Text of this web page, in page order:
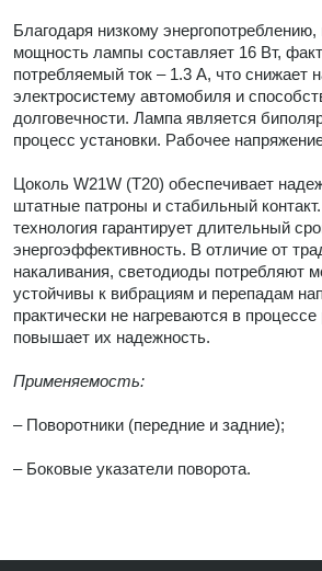
Благодаря низкому
мощность лампы составляет 16 Вт,
потребляемый ток – 1.3 А, что снижает
электросистему автомобиля и
долговечности. Лампа является
процесс установки. Рабочее
Цоколь W21W (T20) обеспечивает
штатные патроны и стабильный
технология гарантирует длительный
энергоэффективность. В отличие от
накаливания, светодиоды потребляют
устойчивы к вибрациям и перепадам
практически не нагреваются в
повышает их надежность.
Применяемость:
– Поворотники (передние и задние);
– Боковые указатели поворота.